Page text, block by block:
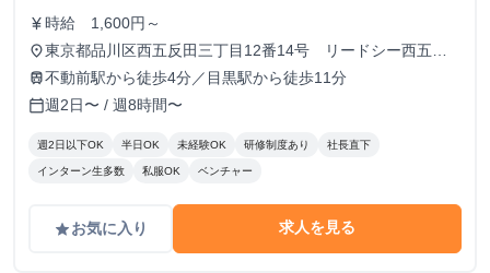
currency_yen 時給 1,600円～
place東京都品川区西五反田三丁目12番14号 リードシー西五反
田ビル7-8階（受付8階）
train不動前駅から徒歩4分／目黒駅から徒歩11分
calendar_today週2日〜 / 週8時間〜
週2日以下OK 半日OK 未経験OK 研修制度あり 社長直下
インターン生多数 私服OK ベンチャー
gradeお気に入り 求人を見る